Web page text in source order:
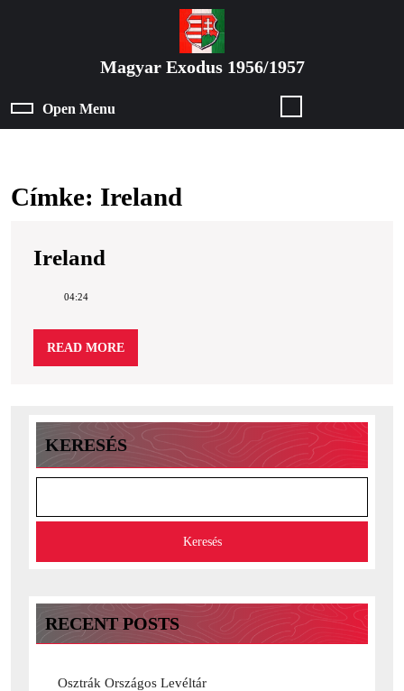
Magyar Exodus 1956/1957
Open MenuOpen
Címke: Ireland
Ireland
04:24
READ MOREREAD
MORE
KERESÉS
Keresés
RECENT POSTS
Osztrák Országos Levéltár